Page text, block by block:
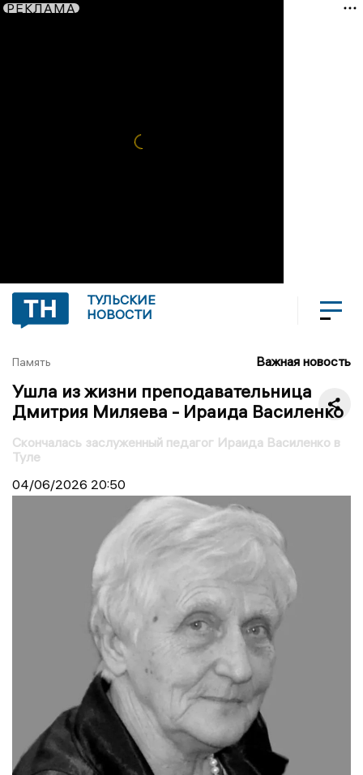
РЕКЛАМА
ТУЛЬСКИЕ
НОВОСТИ
Память Важная новость
Ушла из жизни преподавательница
Дмитрия Миляева - Ираида Василенко
Скончалась заслуженный педагог Ираида Василенко в
Туле
04/06/2026 20:50